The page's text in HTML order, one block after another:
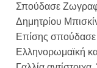
Σπούδασε
Δημητρίου
Επίσης σπούδασε
Ελληνορωμαϊκή